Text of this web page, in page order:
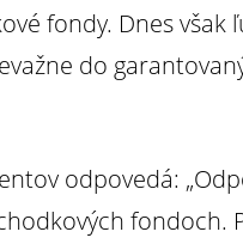
fondy. Dnes však
do
odpovedá:
fondoch.